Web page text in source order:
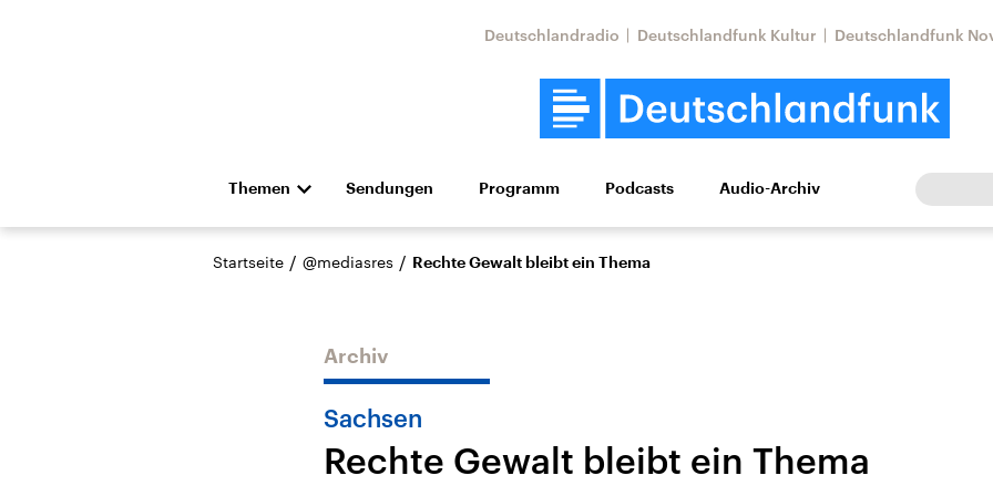
Deutschlandradio Deutschlandfunk Kultur Deutschlandfunk
Themen
Die Nachrichten Politik Wirtschaft Wissen Kultur Europa
Hörspiel und Feature Musik
Landtagswahl Sachsen-
USA
Nahostkonflikt
Iran
Sendungen Programm Podcasts Audio-Archiv
Startseite / @mediasres / Rechte Gewalt bleibt ein Thema
Archiv
Sachsen
Rechte Gewalt bleibt ein Thema